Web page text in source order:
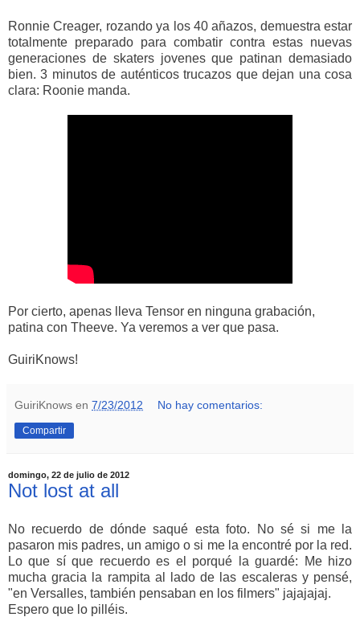
Ronnie Creager, rozando ya los 40 añazos, demuestra estar
totalmente preparado para combatir contra estas nuevas
generaciones de skaters jovenes que patinan demasiado
bien. 3 minutos de auténticos trucazos que dejan una cosa
clara: Roonie manda.
Por cierto, apenas lleva Tensor en ninguna grabación,
patina con Theeve. Ya veremos a ver que pasa.
GuiriKnows!
GuiriKnows en 7/23/2012 No hay comentarios:
Compartir
domingo, 22 de julio de 2012
Not lost at all
No recuerdo de dónde saqué esta foto. No sé si me la
pasaron mis padres, un amigo o si me la encontré por la red.
Lo que sí que recuerdo es el porqué la guardé: Me hizo
mucha gracia la rampita al lado de las escaleras y pensé,
"en Versalles, también pensaban en los filmers" jajajajaj.
Espero que lo pilléis.